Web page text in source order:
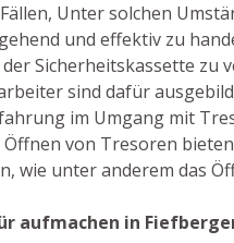
Unter solchen
und effektiv zu
der Sicherheitskassette zu
sind dafür
im Umgang mit
Öffnen von Tresoren
wie unter anderem das
aufmachen in